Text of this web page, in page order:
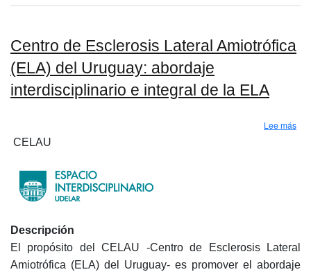
Centro de Esclerosis Lateral Amiotrófica
(ELA) del Uruguay: abordaje
interdisciplinario e integral de la ELA
Lee más
CELAU
Descripción
El propósito del CELAU -Centro de Esclerosis Lateral
Amiotrófica (ELA) del Uruguay- es promover el abordaje